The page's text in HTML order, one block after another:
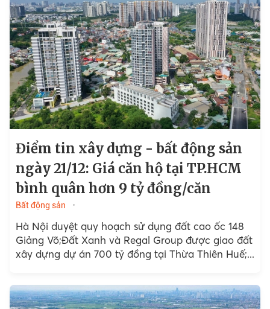
Điểm tin xây dựng - bất động sản
ngày 21/12: Giá căn hộ tại TP.HCM
bình quân hơn 9 tỷ đồng/căn
Bất động sản
Hà Nội duyệt quy hoạch sử dụng đất cao ốc 148
Giảng Võ;Đất Xanh và Regal Group được giao đất
xây dựng dự án 700 tỷ đồng tại Thừa Thiên Huế;...